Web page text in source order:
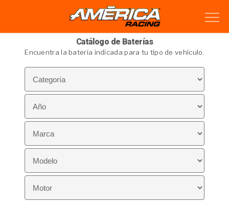
Catálogo de Baterías
Encuentra la batería indicada para tu tipo de vehículo.